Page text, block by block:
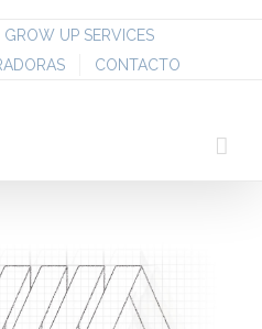
GROW UP SERVICES
CONTACTO